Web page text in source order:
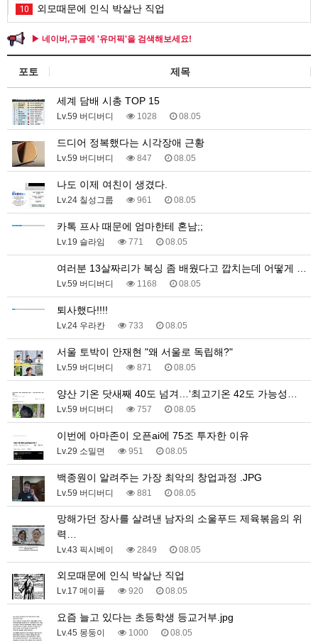
10 외모때문에 인식 박살난 직업
▶ 네이버,구글에 '유머픽'을 검색해보세요!
포토 제목
세계 담배 시총 TOP 15
Lv.59 버디버디 1028 08.05
드디어 정복했다는 시각장애 근황
Lv.59 버디버디 847 08.05
나도 이제 여친이 생겼다.
Lv.24 칠성그룹 961 08.05
카톡 프사 때문에 엄마한테 혼남;;
Lv.19 슬라임 771 08.05
여러분 13살짜리가 복싱 좀 배웠다고 깝치는데 어떻게 …
Lv.59 버디버디 1168 08.05
퇴사했다!!!!
Lv.24 우라칸 733 08.05
서울 토박이 안재현 "왜 서울로 독립해?"
Lv.59 버디버디 871 08.05
양산 기온 닷새째 40도 넘겨…‘최고기온 42도 가능성…
Lv.59 버디버디 757 08.05
이번에 아마존이 오픈ai에 75조 투자한 이유
Lv.29 소밀면 951 08.05
백종원이 알려주는 가장 최악의 창업과정 .JPG
Lv.59 버디버디 881 08.05
망해가던 장사를 살려낸 남자의 소울푸드 제육볶음의 위
력…
Lv.43 픽시베이 2849 08.05
외모때문에 인식 박살난 직업
Lv.17 메이플 920 08.05
요즘 늘고 있다는 초등학생 등교거부.jpg
Lv.45 몽둥이 1000 08.05